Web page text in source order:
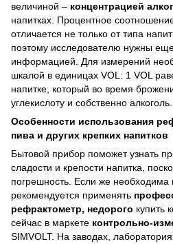
величиной – концентрацией
напитках. Процентное
отличается не только от типа
поэтому исследователю нужны
информацией. Для измерений
шкалой в единицах VOL: 1 VOL
напитке, который во время
углекислоту и собственно алкоголь.
Особенности использования
пива и других крепких напитков
Бытовой прибор поможет узнать
сладости и крепости напитка,
погрешность. Если же необходима
рекомендуется применять
рефрактометр, недорого купить
сейчас в маркете контрольно-
SIMVOLT. На заводах,